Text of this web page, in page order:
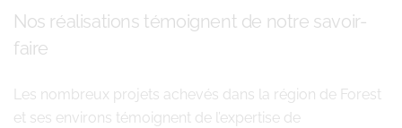
Nos réalisations témoignent de notre savoir-
faire
Les nombreux projets achevés dans la région de Forest
et ses environs témoignent de l’expertise de